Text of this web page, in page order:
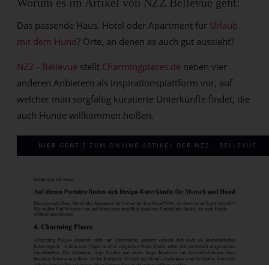
Das passende Haus, Hotel oder Apartment für Urlaub
mit dem Hund? Orte, an denen es auch gut aussieht?
NZZ - Bellevue stellt Charmingplaces.de neben vier
anderen Anbietern als Inspirationsplattform vor, auf
welcher man sorgfältig kuratierte Unterkünfte findet, die
auch Hunde willkommen heißen.
HIER GEHT'S ZUM ONLINE-ARTIKEL DER NZZ - BELLEVUE